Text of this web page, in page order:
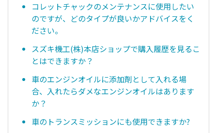
コレットチャックのメンテナンスに使用したい
のですが、どのタイプが良いかアドバイスをく
ださい。
スズキ機工(株)本店ショップで購入履歴を見るこ
とはできますか？
車のエンジンオイルに添加剤として入れる場
合、入れたらダメなエンジンオイルはあります
か？
車のトランスミッションにも使用できますか?